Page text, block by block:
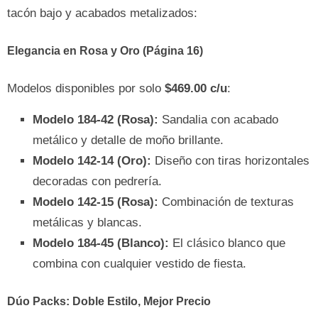
tacón bajo y acabados metalizados:
Elegancia en Rosa y Oro (Página 16)
Modelos disponibles por solo $469.00 c/u:
Modelo 184-42 (Rosa): Sandalia con acabado
metálico y detalle de moño brillante.
Modelo 142-14 (Oro): Diseño con tiras horizontales
decoradas con pedrería.
Modelo 142-15 (Rosa): Combinación de texturas
metálicas y blancas.
Modelo 184-45 (Blanco): El clásico blanco que
combina con cualquier vestido de fiesta.
Dúo Packs: Doble Estilo, Mejor Precio